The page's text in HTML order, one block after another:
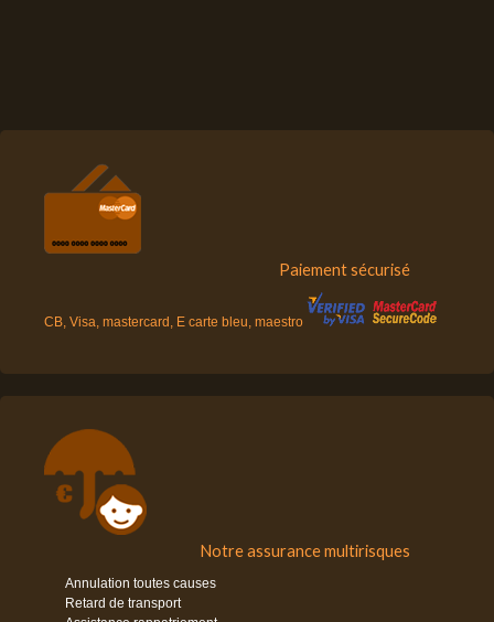
Paiement sécurisé
CB, Visa, mastercard, E carte bleu, maestro
Notre assurance multirisques
Annulation toutes causes
Retard de transport